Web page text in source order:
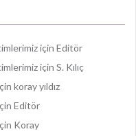
için Editör
için S. Kılıç
koray yıldız
Editör
Koray